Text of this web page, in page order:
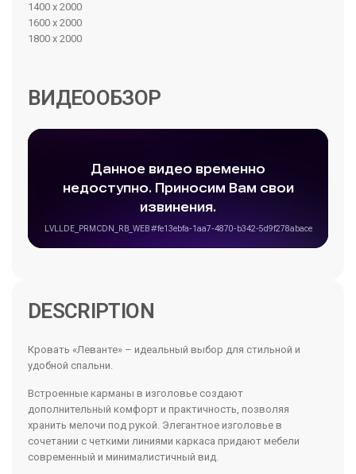
DESCRIPTION
Кровать «Леванте» – идеальный выбор для стильной и
удобной спальни.
Встроенные карманы в изголовье создают
дополнительный комфорт и практичность, позволяя
хранить мелочи под рукой. Элегантное изголовье в
сочетании с четкими линиями каркаса придают мебели
современный и минималистичный вид.
1400 х 2000
1600 х 2000
1800 х 2000
ВИДЕООБЗОР